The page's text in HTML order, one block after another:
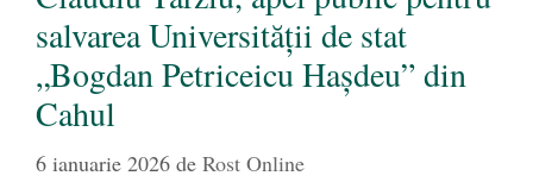
salvarea Universității de stat
„Bogdan Petriceicu Hașdeu” din
Cahul
6 ianuarie 2026 de Rost Online